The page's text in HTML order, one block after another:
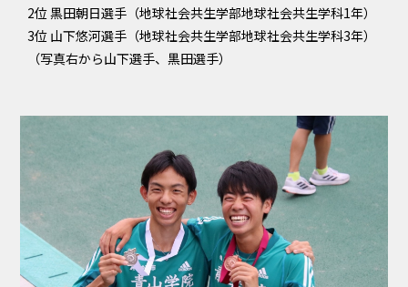
2位 黒田朝日選手（地球社会共生学部地球社会共生学科1年）
3位 山下悠河選手（地球社会共生学部地球社会共生学科3年）
（写真右から山下選手、黒田選手）